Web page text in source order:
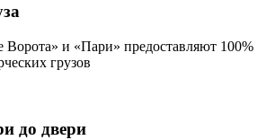
и «Пари» предоставляют 100%
грузов
до двери